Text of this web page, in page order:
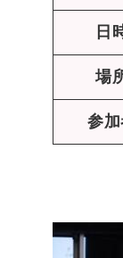
日
場
参